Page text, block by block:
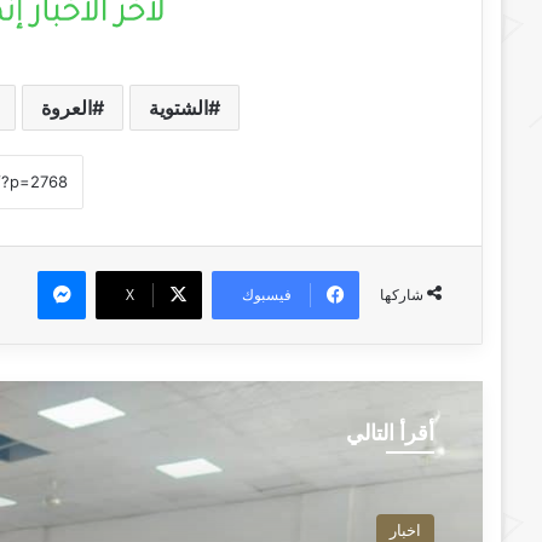
الشتوية العروة
شاركها فيسبوك ‫X
ماسنجر
أقرأ التالي
اخبار